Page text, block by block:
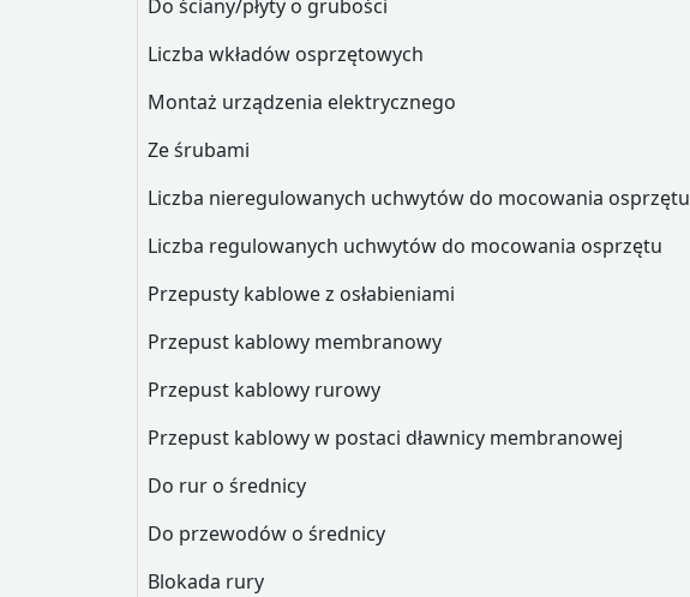
Do ściany/płyty o grubości
Liczba wkładów osprzętowych
Montaż urządzenia elektrycznego
Ze śrubami
Liczba nieregulowanych uchwytów do mocowania osprzętu
Liczba regulowanych uchwytów do mocowania osprzętu
Przepusty kablowe z osłabieniami
Przepust kablowy membranowy
Przepust kablowy rurowy
Przepust kablowy w postaci dławnicy membranowej
Do rur o średnicy
Do przewodów o średnicy
Blokada rury